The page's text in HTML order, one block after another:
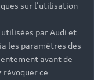
sur l’utilisation
par Audi et
les paramètres des
avant de
révoquer ce